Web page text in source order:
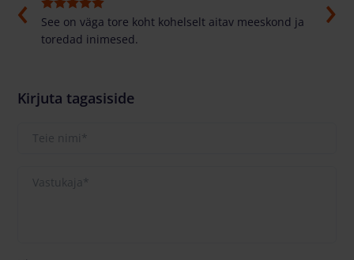
See on väga tore koht kohelselt aitav meeskond ja
toredad inimesed.
Tore
Kirjuta tagasiside